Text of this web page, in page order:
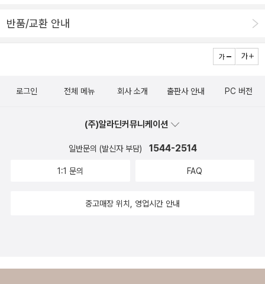
반품/교환 안내
로그인 전체 메뉴 회사 소개 출판사 안내 PC 버전
(주)알라딘커뮤니케이션
일반문의 (발신자 부담) 1544-2514
1:1 문의 FAQ
중고매장 위치, 영업시간 안내